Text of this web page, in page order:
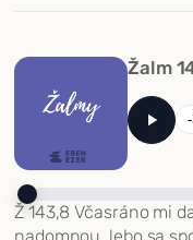
Žalm
Ž 143,8 Včasráno mi